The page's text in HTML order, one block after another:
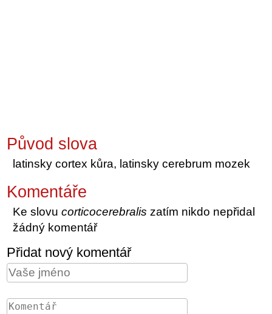
Původ slova
latinsky cortex kůra, latinsky cerebrum mozek
Komentáře
Ke slovucorticocerebralis zatím nikdo nepřidal
žádný komentář
Přidat nový komentář